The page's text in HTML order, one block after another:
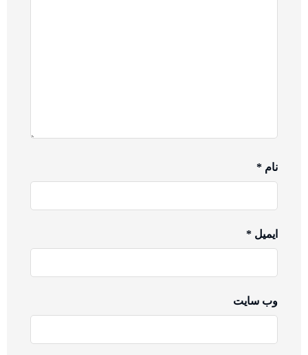
نام*
ایمیل*
وب‌ سایت